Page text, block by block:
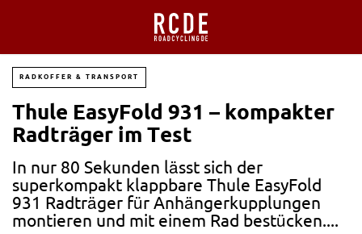
RADKOFFER & TRANSPORT
Thule EasyFold 931 – kompakter
Radträger im Test
In nur 80 Sekunden lässt sich der
superkompakt klappbare Thule EasyFold
931 Radträger für Anhängerkupplungen
montieren und mit einem Rad bestücken....